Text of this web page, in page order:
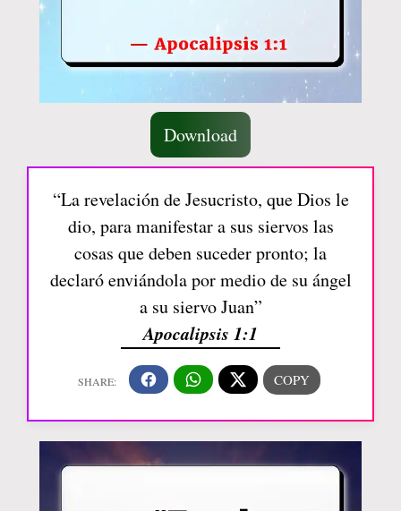
Download
“La revelación de Jesucristo, que Dios le
dio, para manifestar a sus siervos las
cosas que deben suceder pronto; la
declaró enviándola por medio de su ángel
a su siervo Juan”
Apocalipsis 1:1